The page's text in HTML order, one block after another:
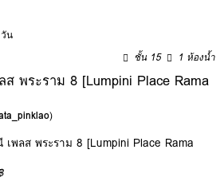
น
ชั้น 15 1 ห้องน้ำ
พระราม 8 [Lumpini Place Rama
)
พลส พระราม 8 [Lumpini Place Rama